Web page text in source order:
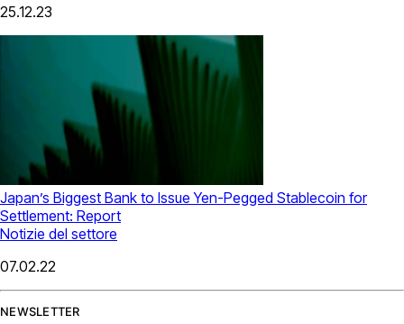
25.12.23
Japan’s Biggest Bank to Issue Yen-Pegged Stablecoin for
Settlement: Report
Notizie del settore
07.02.22
NEWSLETTER